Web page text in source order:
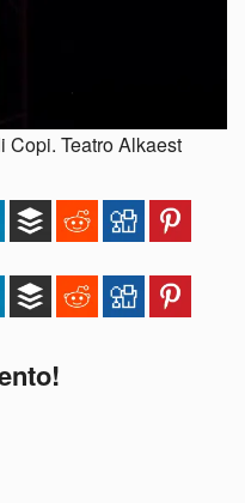
Copi. Teatro Alkaest